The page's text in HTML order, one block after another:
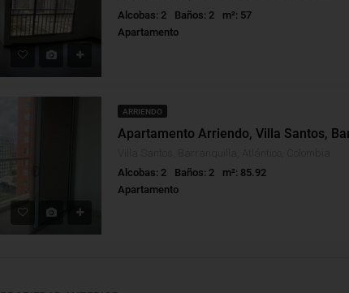
Alcobas: 2
Baños: 2
m²: 57
Apartamento
ARRIENDO
Alcobas: 2
Baños: 2
m²: 85.92
Apartamento